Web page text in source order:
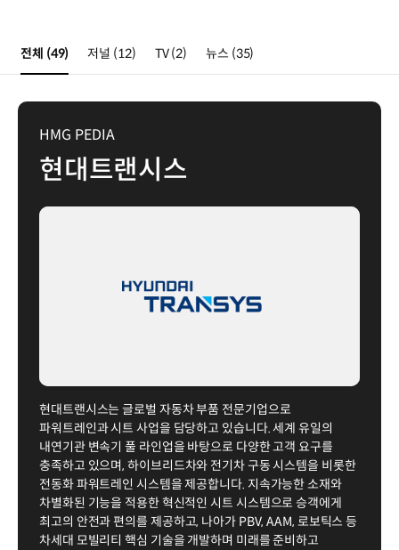
전체 (49) 저널 (12) TV(2) 뉴스 (35)
HMG PEDIA
현대트랜시스
현대트랜시스는 글로벌 자동차 부품 전문기업으로
파워트레인과 시트 사업을 담당하고 있습니다. 세계 유일의
내연기관 변속기 풀 라인업을 바탕으로 다양한 고객 요구를
충족하고 있으며, 하이브리드차와 전기차 구동 시스템을 비롯한
전동화 파워트레인 시스템을 제공합니다. 지속가능한 소재와
차별화된 기능을 적용한 혁신적인 시트 시스템으로 승객에게
최고의 안전과 편의를 제공하고, 나아가 PBV, AAM, 로보틱스 등
차세대 모빌리티 핵심 기술을 개발하며 미래를 준비하고